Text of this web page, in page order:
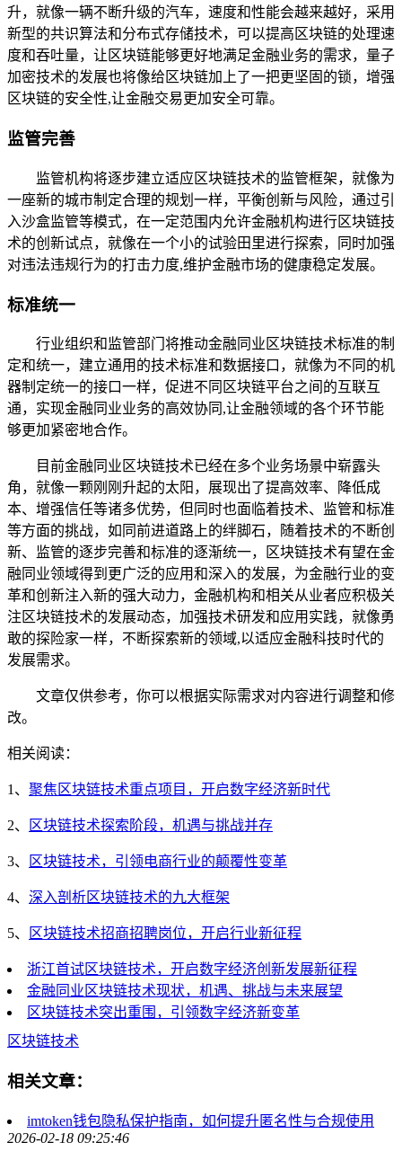
升，就像一辆不断升级的汽车，速度和性能会越来越好，采用
新型的共识算法和分布式存储技术，可以提高区块链的处理速
度和吞吐量，让区块链能够更好地满足金融业务的需求，量子
加密技术的发展也将像给区块链加上了一把更坚固的锁，增强
区块链的安全性,让金融交易更加安全可靠。
监管完善
监管机构将逐步建立适应区块链技术的监管框架，就像为
一座新的城市制定合理的规划一样，平衡创新与风险，通过引
入沙盒监管等模式，在一定范围内允许金融机构进行区块链技
术的创新试点，就像在一个小的试验田里进行探索，同时加强
对违法违规行为的打击力度,维护金融市场的健康稳定发展。
标准统一
行业组织和监管部门将推动金融同业区块链技术标准的制
定和统一，建立通用的技术标准和数据接口，就像为不同的机
器制定统一的接口一样，促进不同区块链平台之间的互联互
通，实现金融同业业务的高效协同,让金融领域的各个环节能
够更加紧密地合作。
目前金融同业区块链技术已经在多个业务场景中崭露头
角，就像一颗刚刚升起的太阳，展现出了提高效率、降低成
本、增强信任等诸多优势，但同时也面临着技术、监管和标准
等方面的挑战，如同前进道路上的绊脚石，随着技术的不断创
新、监管的逐步完善和标准的逐渐统一，区块链技术有望在金
融同业领域得到更广泛的应用和深入的发展，为金融行业的变
革和创新注入新的强大动力，金融机构和相关从业者应积极关
注区块链技术的发展动态，加强技术研发和应用实践，就像勇
敢的探险家一样，不断探索新的领域,以适应金融科技时代的
发展需求。
文章仅供参考，你可以根据实际需求对内容进行调整和修
改。
相关阅读：
1、 聚焦区块链技术重点项目，开启数字经济新时代
2、 区块链技术探索阶段，机遇与挑战并存
3、 区块链技术，引领电商行业的颠覆性变革
4、 深入剖析区块链技术的九大框架
5、 区块链技术招商招聘岗位，开启行业新征程
浙江首试区块链技术，开启数字经济创新发展新征程
金融同业区块链技术现状，机遇、挑战与未来展望
区块链技术突出重围，引领数字经济新变革
区块链技术
相关文章：
imtoken钱包隐私保护指南，如何提升匿名性与合规使用
2026-02-18 09:25:46